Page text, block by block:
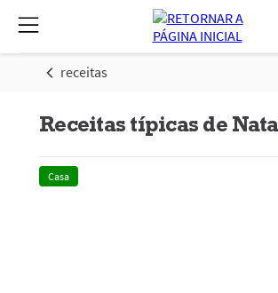
receitas
Receitas típicas de
Casa